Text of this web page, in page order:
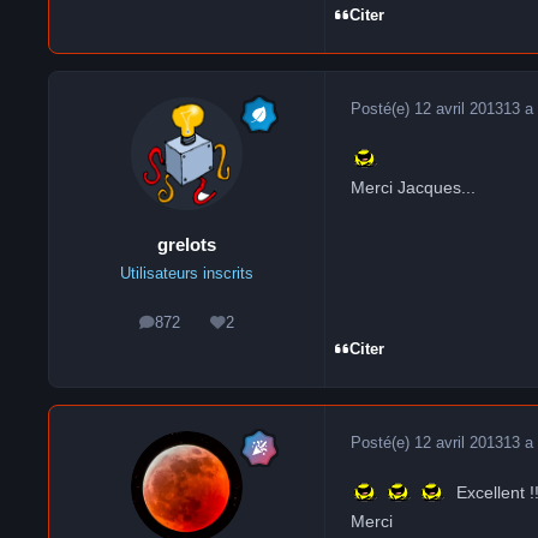
Citer
grelots
Utilisateurs inscrits
872
messages2
Réputation
Posté(e) 12 avril 201313 a
Merci Jacques...
Citer
Posté(e) 12 avril 201313 a
Excellent
Merci